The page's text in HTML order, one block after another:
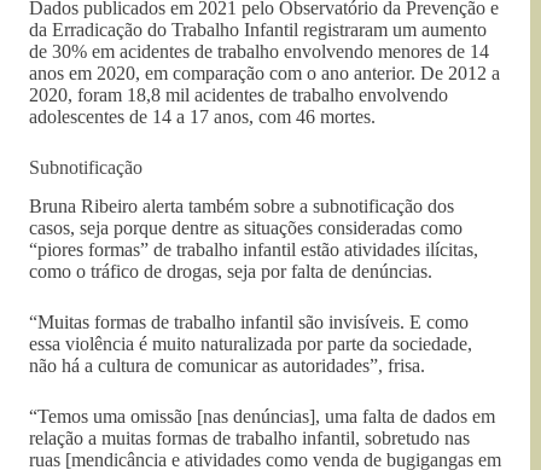
Dados publicados em 2021 pelo Observatório da Prevenção e
da Erradicação do Trabalho Infantil registraram um aumento
de 30% em acidentes de trabalho envolvendo menores de 14
anos em 2020, em comparação com o ano anterior. De 2012 a
2020, foram 18,8 mil acidentes de trabalho envolvendo
adolescentes de 14 a 17 anos, com 46 mortes.
Subnotificação
Bruna Ribeiro alerta também sobre a subnotificação dos
casos, seja porque dentre as situações consideradas como
“piores formas” de trabalho infantil estão atividades ilícitas,
como o tráfico de drogas, seja por falta de denúncias.
“Muitas formas de trabalho infantil são invisíveis. E como
essa violência é muito naturalizada por parte da sociedade,
não há a cultura de comunicar as autoridades”, frisa.
“Temos uma omissão [nas denúncias], uma falta de dados em
relação a muitas formas de trabalho infantil, sobretudo nas
ruas [mendicância e atividades como venda de bugigangas em